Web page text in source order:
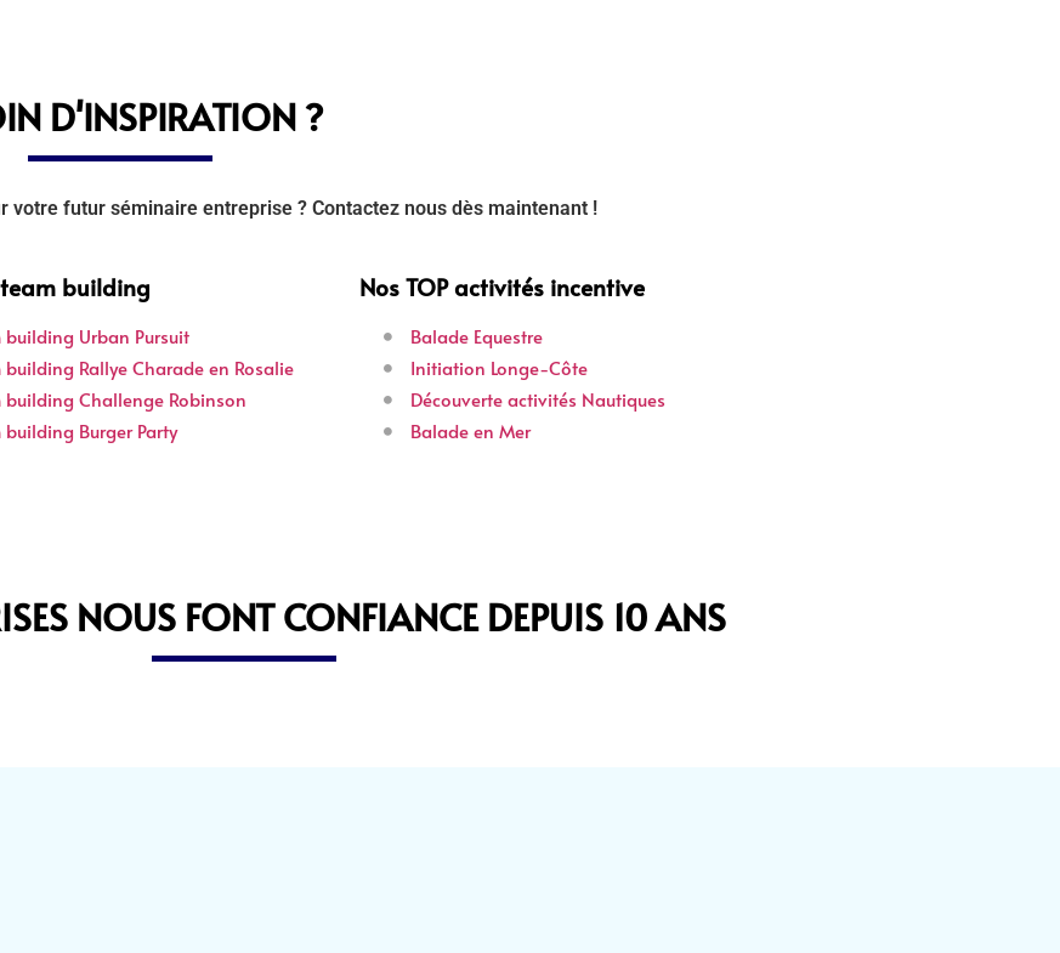
D'INSPIRATION ?
votre futur séminaire entreprise ? Contactez nous dès maintenant !
team building
building Urban Pursuit
building Rallye Charade en Rosalie
building Challenge Robinson
building Burger Party
Nos TOP activités incentive
Balade Equestre
Initiation Longe-Côte
Découverte activités Nautiques
Balade en Mer
NOUS FONT CONFIANCE DEPUIS 10 ANS